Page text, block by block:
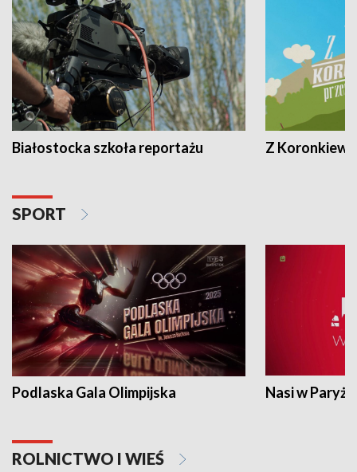
Białostocka szkoła reportażu Z
SPORT
Podlaska Gala Olimpijska Nasi w Paryżu
ROLNICTWO I WIEŚ